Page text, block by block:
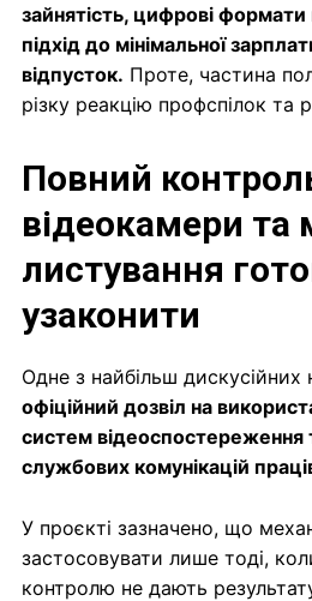
зайнятість, цифрові
підхід до мінімальної
відпусток. Проте, частина
різку реакцію профспілок та
Повний
відеокамери та
листування
узаконити
Одне з найбільш
офіційний дозвіл на
систем відеоспостереження
службових комунікацій
У проєкті зазначено, що
застосовувати лише тоді,
контролю не дають